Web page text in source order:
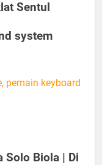
Sentul
system
pemain keyboard
Solo Biola | Di